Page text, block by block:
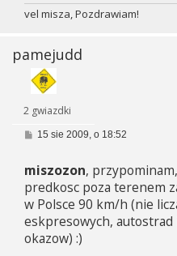
vel misza, Pozdrawiam!
pamejudd
2 gwiazdki
P
t
15 sie 2009, o 18:52
miszozon,
predkosc poza terenem
w Polsce 90 km/h (nie
eskpresowych,
okazow) :)